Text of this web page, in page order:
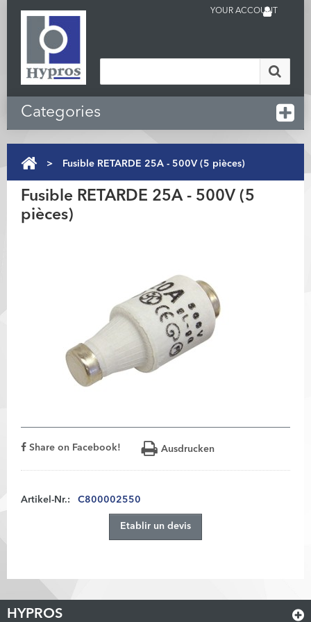
YOUR ACCOUNT
Categories
> Fusible RETARDE 25A - 500V (5 pièces)
Fusible RETARDE 25A - 500V (5
pièces)
Share on Facebook! Ausdrucken
Artikel-Nr.: C800002550
Etablir un devis
HYPROS